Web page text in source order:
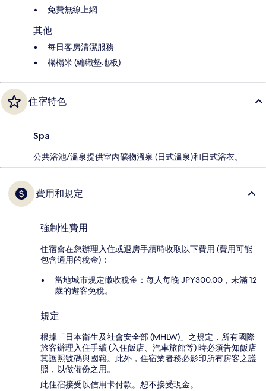
免費無線上網
其他
每日客房清潔服務
榻榻米 (編織墊地板)
住宿特色
Spa
公共浴池/溫泉提供室內礦物溫泉 (日式溫泉)和日式浴衣。
費用和規定
強制性費用
住宿會在您辦理入住或退房手續時收取以下費用 (費用可能
包含適用的稅金)：
當地城市規定徵收稅金：每人每晚 JPY300.00，未滿 12
歲的遊客免稅。
規定
根據「日本衛生及社會安全部 (MHLW)」之規定，所有國際
旅客辦理入住手續 (入住飯店、汽車旅館等) 時必須告知飯店
其護照號碼與國籍。此外，住宿業者務必影印所有房客之護
照，以做備份之用。
此住宿接受以信用卡付款。恕不接受現金。